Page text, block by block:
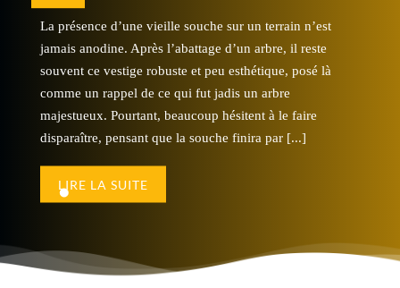
projet où les travaux de
centrale. Cette phase
et représente le socle
bâtiment.
assainissement,
élévation des murs et
La présence d’une vieille souche sur un terrain n’est
jamais anodine. Après l’abattage d’un arbre, il reste
souvent ce vestige robuste et peu esthétique, posé là
comme un rappel de ce qui fut jadis un arbre
majestueux. Pourtant, beaucoup hésitent à le faire
disparaître, pensant que la souche finira par [...]
LIRE LA SUITE
gros œuvre occupent une
conditionne tout le reste du
sur lequel repose la solidité
Entre terrassement,
soubassement, dallage ou
couverture, il [...]